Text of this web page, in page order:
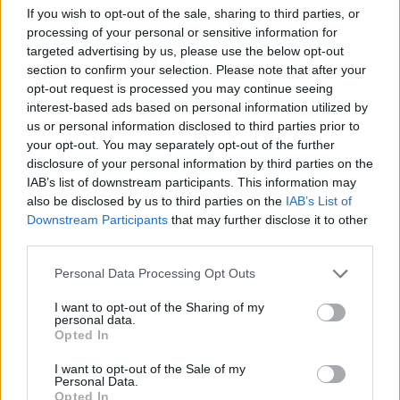
If you wish to opt-out of the sale, sharing to third parties, or
processing of your personal or sensitive information for
targeted advertising by us, please use the below opt-out
section to confirm your selection. Please note that after your
opt-out request is processed you may continue seeing
interest-based ads based on personal information utilized by
us or personal information disclosed to third parties prior to
your opt-out. You may separately opt-out of the further
disclosure of your personal information by third parties on the
IAB’s list of downstream participants. This information may
also be disclosed by us to third parties on the IAB’s List of
Downstream Participants that may further disclose it to other
Please note that this website/app uses one or more Google
not limited to your visit or usage behaviour. You may click to
grant or deny consent to Google and its third-party tags to
use your data for below specified purposes in below Google
consent section.
Personal Data Processing Opt Outs
I want to opt-out of the Sharing of my
personal data.
Opted In
I want to opt-out of the Sale of my
Personal Data.
Opted In
προηγούμενη παρουσία του Μπενζεμά στην εθνική
Γαλλίας δίπλα στον Ριμπερί[/caption]
Σχήμα 4-4-2 με ρόμβο στο κέντρο (Γκριζμάν πίσω
από Μπενζεμά – Μ’Μπαπέ) δοκιμάζει ο Ντεσάμπ
και ταίριαξε άριστα. Απόψε είναι η πρόβα
τζενεράλε κόντρα στη Βουλγαρία, καθώς επόμενη
υποχρέωση είναι το ματς της πρώτης αγωνιστικής
των ομίλων του Euro κόντρα στη Γερμανία στις
15/6.
Ενδεκάδα
(4-4-2): Γιορίς – Ντιμπουά, Βαράν, Κιμπεμπέ, Ντινιέ
- Πογκμπά, Τολισό, Καντέ, Γκριζμάν - Μ’Μπαπέ,
Μπενζεμά